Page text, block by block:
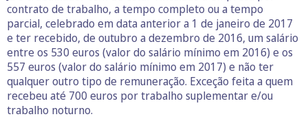
contrato de trabalho, a tempo completo ou a tempo
parcial, celebrado em data anterior a 1 de janeiro de 2017
e ter recebido, de outubro a dezembro de 2016, um salário
entre os 530 euros (valor do salário mínimo em 2016) e os
557 euros (valor do salário mínimo em 2017) e não ter
qualquer outro tipo de remuneração. Exceção feita a quem
recebeu até 700 euros por trabalho suplementar e/ou
trabalho noturno.